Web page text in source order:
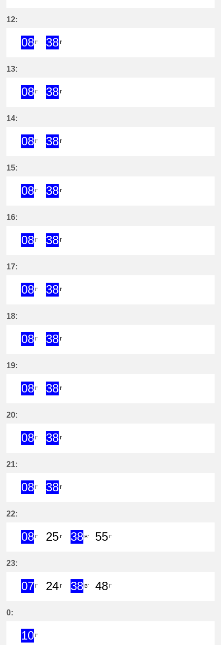
12:
08 I'
38 I'
13:
08 I'
38 I'
14:
08 I'
38 I'
15:
08 I'
38 I'
16:
08 I'
38 I'
17:
08 I'
38 I'
18:
08 I'
38 I'
19:
08 I'
38 I'
20:
08 I'
38 I'
21:
08 I'
38 I'
22:
08 I'
25 I'
38B'
55 I'
23:
07 I'
24 I'
38B'
48 I'
0:
10 I'